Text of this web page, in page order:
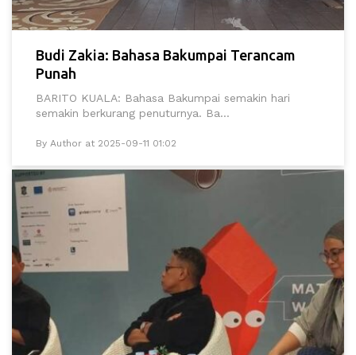
Budi Zakia: Bahasa Bakumpai Terancam
Punah
BARITO KUALA: Bahasa Bakumpai semakin hari
semakin berkurang penuturnya. Ba...
By Author at 2025-09-11 01:02